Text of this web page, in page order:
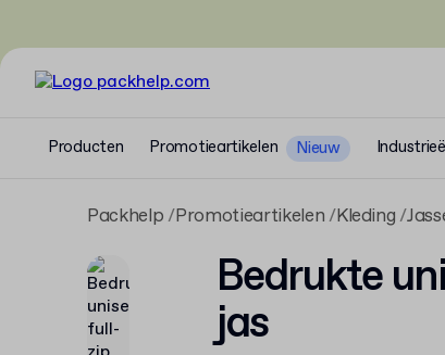
Producten Promotieartikelen Nieuw
Packhelp Promotieartikelen Kleding
Bedrukte
jas